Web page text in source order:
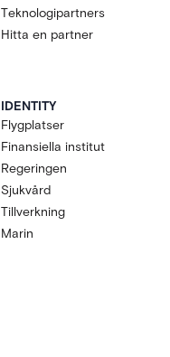
Teknologipartners
Hitta en partner
IDENTITY
Flygplatser
Finansiella institut
Regeringen
Sjukvård
Tillverkning
Marin